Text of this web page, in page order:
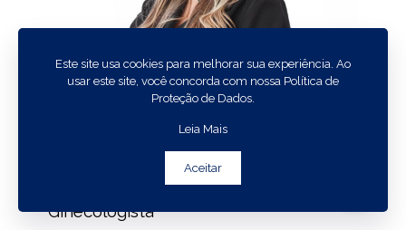
Dra. Luana Cruz
Ginecologista
Este site usa cookies para melhorar sua experiência. Ao
usar este site, você concorda com nossa Política de
Proteção de Dados.
Leia Mais
Aceitar